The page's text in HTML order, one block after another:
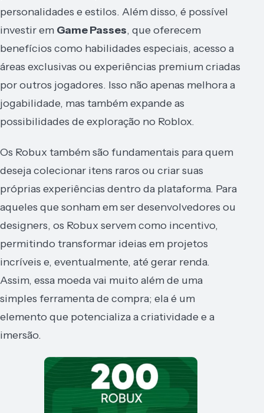
personalidades e estilos. Além disso, é possível
investir em Game Passes, que oferecem
benefícios como habilidades especiais, acesso a
áreas exclusivas ou experiências premium criadas
por outros jogadores. Isso não apenas melhora a
jogabilidade, mas também expande as
possibilidades de exploração no Roblox.
Os Robux também são fundamentais para quem
deseja colecionar itens raros ou criar suas
próprias experiências dentro da plataforma. Para
aqueles que sonham em ser desenvolvedores ou
designers, os Robux servem como incentivo,
permitindo transformar ideias em projetos
incríveis e, eventualmente, até gerar renda.
Assim, essa moeda vai muito além de uma
simples ferramenta de compra; ela é um
elemento que potencializa a criatividade e a
imersão.